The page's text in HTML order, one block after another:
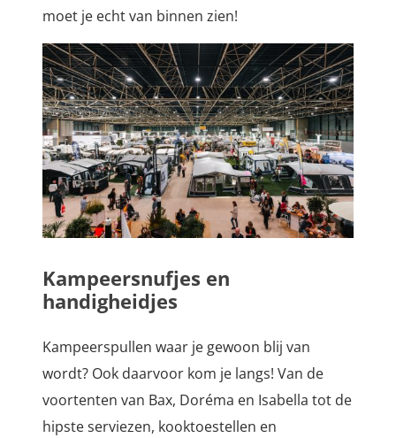
moet je echt van binnen zien!
Kampeersnufjes en
handigheidjes
Kampeerspullen waar je gewoon blij van
wordt? Ook daarvoor kom je langs! Van de
voortenten van Bax, Doréma en Isabella tot de
hipste serviezen, kooktoestellen en